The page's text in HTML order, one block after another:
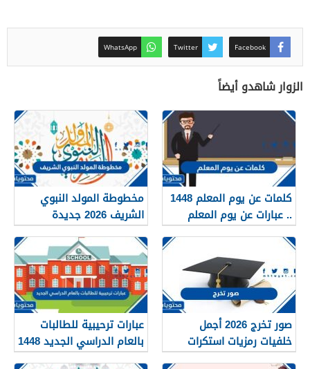
Facebook
Twitter
WhatsApp
الزوار شاهدو أيضاً
كلمات عن يوم المعلم 1448
.. عبارات عن يوم المعلم
مكتوبة 1448
مخطوطة المولد النبوي
الشريف 2026 جديدة
صور تخرج 2026 أجمل
خلفيات رمزيات استكرات
مبروك التخرج 1448
عبارات ترحيبية للطالبات
بالعام الدراسي الجديد 1448
بالصور